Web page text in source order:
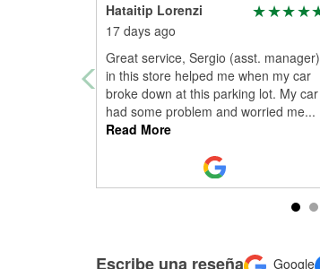
Hataitip Lorenzi
17 days ago
Great service, Sergio (asst. manager)
in this store helped me when my car
broke down at this parking lot. My car
had some problem and worried me...
Read More
Escribe una reseña Google